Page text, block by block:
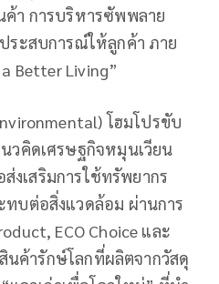
า การบริหารซัพพลาย
ระสบการณ์ให้ลูกค้า ภาย
Better Living”
โฮมโปรขับ
วคิดเศรษฐกิจหมุนเวียน
งเสริมการใช้ทรัพยากร
ทบต่อสิ่งแวดล้อม ผ่านการ
ECO Choice และ
นค้ารักษ์โลกที่ผลิตจากวัสดุ